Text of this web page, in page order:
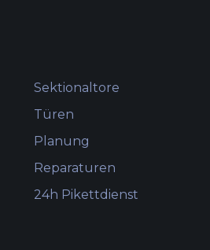
Sektionaltore
Türen
Planung
Reparaturen
24h Pikettdienst